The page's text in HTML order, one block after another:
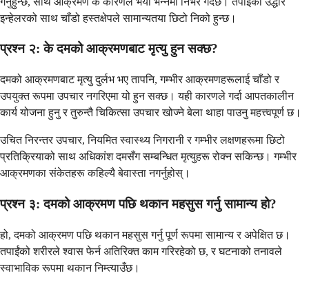
इन्हेलरको साथ चाँडो हस्तक्षेपले सामान्यतया छिटो निको हुन्छ।
प्रश्न २: के दमको आक्रमणबाट मृत्यु हुन सक्छ?
दमको आक्रमणबाट मृत्यु दुर्लभ भए तापनि, गम्भीर आक्रमणहरूलाई चाँडो र
उपयुक्त रूपमा उपचार नगरिएमा यो हुन सक्छ। यही कारणले गर्दा आपतकालीन
कार्य योजना हुनु र तुरुन्तै चिकित्सा उपचार खोज्ने बेला थाहा पाउनु महत्त्वपूर्ण छ।
उचित निरन्तर उपचार, नियमित स्वास्थ्य निगरानी र गम्भीर लक्षणहरूमा छिटो
प्रतिक्रियाको साथ अधिकांश दमसँग सम्बन्धित मृत्युहरू रोक्न सकिन्छ। गम्भीर
आक्रमणका संकेतहरू कहिल्यै बेवास्ता नगर्नुहोस्।
प्रश्न ३: दमको आक्रमण पछि थकान महसुस गर्नु सामान्य हो?
हो, दमको आक्रमण पछि थकान महसुस गर्नु पूर्ण रूपमा सामान्य र अपेक्षित छ।
तपाईंको शरीरले श्वास फेर्न अतिरिक्त काम गरिरहेको छ, र घटनाको तनावले
स्वाभाविक रूपमा थकान निम्त्याउँछ।